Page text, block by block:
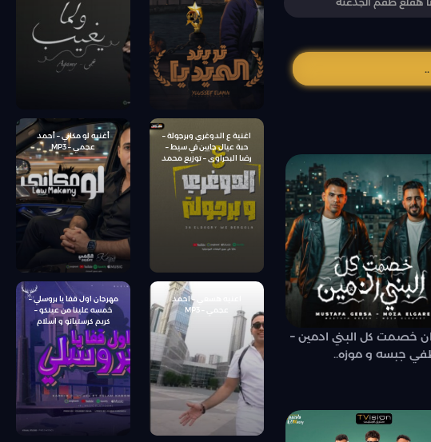
خصمت كل البني ادمين –
جبسه و موزه..
اغنية ع الدوغري وبرجولة –
حبة عيال جايين في سيط –
رضا البحراوى – توزيع محمد
حريقة
أغنيه لو مكاني – أحمد
عجمي – MP3
اعنيه هسعي – احمد
مهرجان اول قفا يا بروسلي –
خمسه علينا من عينكو –
كريم كرستيانو و اسلام
كابونجا – توزيع يوسف اوشا